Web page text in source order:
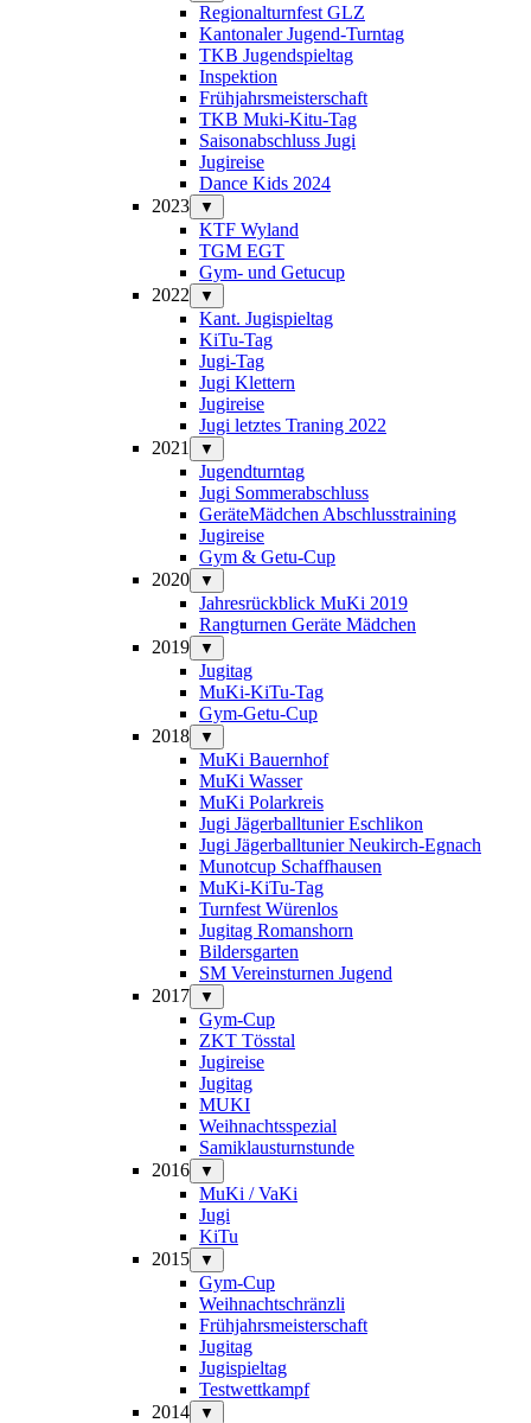
Regionalturnfest GLZ
Kantonaler Jugend-Turntag
TKB Jugendspieltag
Inspektion
Frühjahrsmeisterschaft
TKB Muki-Kitu-Tag
Saisonabschluss Jugi
Jugireise
Dance Kids 2024
2023
▼
KTF Wyland
TGM EGT
Gym- und Getucup
2022
▼
Kant. Jugispieltag
KiTu-Tag
Jugi-Tag
Jugi Klettern
Jugireise
Jugi letztes Traning 2022
2021
▼
Jugendturntag
Jugi Sommerabschluss
GeräteMädchen Abschlusstraining
Jugireise
Gym & Getu-Cup
2020
▼
Jahresrückblick MuKi 2019
Rangturnen Geräte Mädchen
2019
▼
Jugitag
MuKi-KiTu-Tag
Gym-Getu-Cup
2018
▼
MuKi Bauernhof
MuKi Wasser
MuKi Polarkreis
Jugi Jägerballtunier Eschlikon
Jugi Jägerballtunier Neukirch-Egnach
Munotcup Schaffhausen
MuKi-KiTu-Tag
Turnfest Würenlos
Jugitag Romanshorn
Bildersgarten
SM Vereinsturnen Jugend
2017
▼
Gym-Cup
ZKT Tösstal
Jugireise
Jugitag
MUKI
Weihnachtsspezial
Samiklausturnstunde
2016
▼
MuKi / VaKi
Jugi
KiTu
2015
▼
Gym-Cup
Weihnachtschränzli
Frühjahrsmeisterschaft
Jugitag
Jugispieltag
Testwettkampf
2014
▼